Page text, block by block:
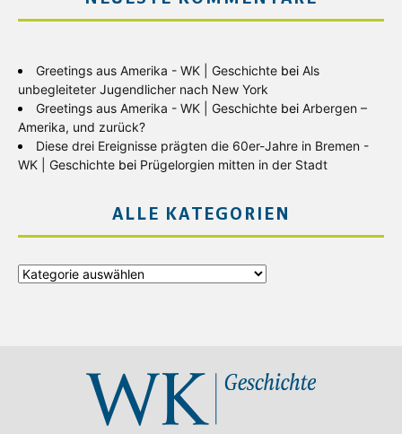
Greetings aus Amerika - WK | Geschichte bei Als
unbegleiteter Jugendlicher nach New York
Greetings aus Amerika - WK | Geschichte bei Arbergen –
Amerika, und zurück?
Diese drei Ereignisse prägten die 60er-Jahre in Bremen -
WK | Geschichte bei Prügelorgien mitten in der Stadt
ALLE KATEGORIEN
Alle